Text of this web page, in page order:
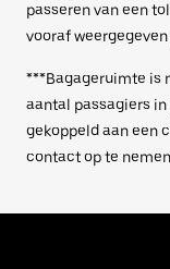
passeren van een
vooraf
***Bagageruimte is
aantal passagiers
gekoppeld aan een
contact op te